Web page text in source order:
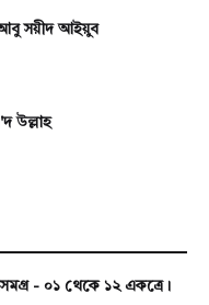
আবু সয়ীদ আইয়ুব
উল্লাহ
- ০১ থেকে ১২ একত্রে।